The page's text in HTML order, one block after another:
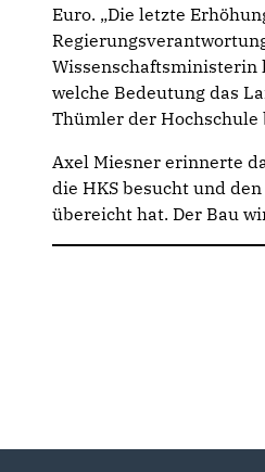
Euro. „Die letzte
Wissenschaftsministerin
welche Bedeutung das
Thümler der Hochschule
Axel Miesner erinnerte
die HKS besucht und
übereicht hat. Der Bau